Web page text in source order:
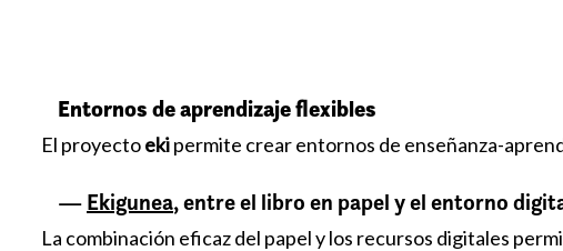
Entornos de aprendizaje flexibles
El proyectoekipermite crear entornos de enseñanza-
—Ekigunea, entre el libro en papel y el entorno
La combinación eficaz del papel y los recursos digitales